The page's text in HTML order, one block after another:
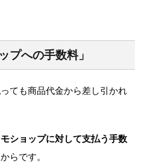
プへの手数料」
ても商品代金から差し引かれ
モショップに対して支払う手数
らです。